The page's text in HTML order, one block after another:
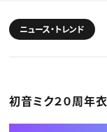
動画配信・映像制
編集・ライティング
マーケティング
業界解説・キャ
TOP Creator’s コ
Webクリエイター
アプリクリエイター
映像クリエイター
C＆R Magazine
セミナー
Web
映像
ゲーム・エンタメ
ニュース・トレンド
初音ミク２０周年